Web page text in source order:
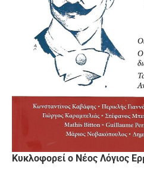
Κυκλοφορεί ο Νέος Λόγιος